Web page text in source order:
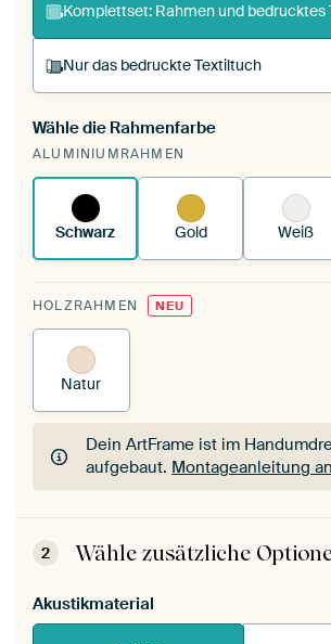
Komplettset: Rahmen und bedrucktes
Nur das bedruckte Textiltuch
Du spannst einen wechselbaren
deinen vorhandenen ArtFrame™.
funktioniert es.
Wähle die Rahmenfarbe
ALUMINIUMRAHMEN
Schwarz Gold Weiß
HOLZRAHMEN NEU
Natur
Dein ArtFrame ist im
aufgebaut. Montageanleitung
Dein ArtFrame ist im
aufgebaut.Montageanleitung
2 Wähle zusätzliche
Akustikmaterial